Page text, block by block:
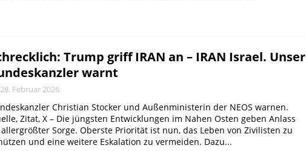
Trump griff IRAN an – IRAN Israel. Unser
warnt
28. Februar 2026
Christian Stocker und Außenministerin der NEOS warnen.
Zitat, X – Die jüngsten Entwicklungen im Nahen Osten geben Anlass
Sorge. Oberste Priorität ist nun, das Leben von Zivilisten zu
und eine weitere Eskalation zu vermeiden. Dazu...